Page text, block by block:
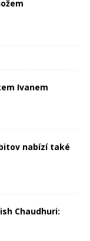
Ivanem
nabízí také
Chaudhuri: